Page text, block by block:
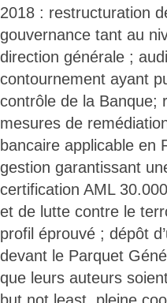
2018 : restructuration
gouvernance tant au
direction générale ;
contournement ayant
contrôle de la Banque;
mesures de
bancaire applicable en
gestion garantissant
certification AML
et de lutte contre le
profil éprouvé ; dépôt
devant le Parquet
que leurs auteurs